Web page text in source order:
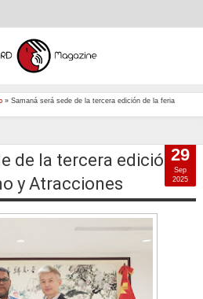
» Samaná será sede de la tercera edición de la feria
de la tercera edición
y Atracciones
29
Sep
2025